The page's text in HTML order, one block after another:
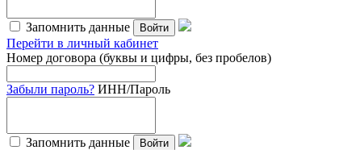
Запомнить данные Войти
Перейти в личный кабинет
Номер договора (буквы и цифры, без пробелов)
Забыли пароль? ИНН/Пароль
Запомнить данные Войти